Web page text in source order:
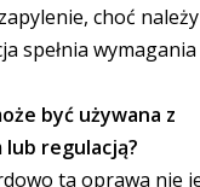
choć
spełnia wymagania
być używana z
lub regulacją?
ta oprawa nie